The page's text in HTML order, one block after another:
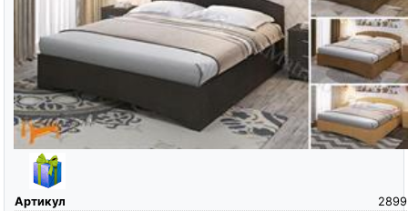
Артикул
2899